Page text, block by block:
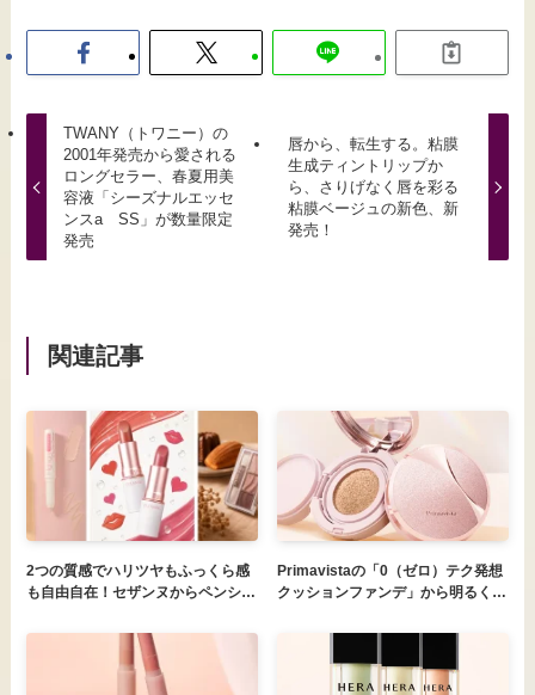
TWANY（トワニー）の
2001年発売から愛される
ロングセラー、春夏用美
容液「シーズナルエッセ
ンスa SS」が数量限定
発売
唇から、転生する。粘膜
生成ティントリップか
ら、さりげなく唇を彩る
粘膜ベージュの新色、新
発売！
関連記事
2つの質感でハリツヤもふっくら感
も自由自在！セザンヌからペンシル
Primavistaの「0（ゼロ）テク発想
クッションファンデ」から明るくク
新色登場「プリマヴィスタ グロウ